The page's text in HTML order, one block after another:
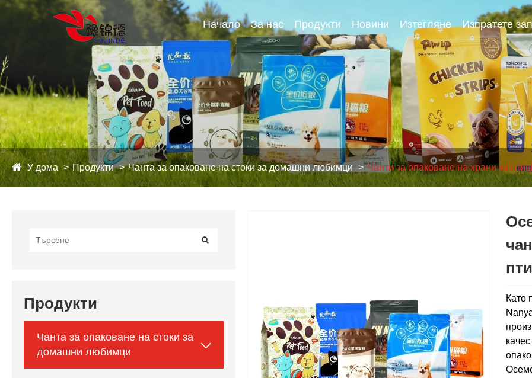
Начало За нас Продукти Новини Изтегляне Изпратете
У дома Продукти Чанта за опаковане на стоки за домашни любимци Чанти за опаковане на храни за
Продукти
Чанта за опаковане на стоки за
домашни любимци

Като